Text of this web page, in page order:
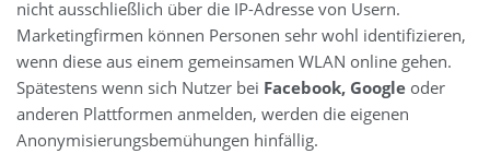
nicht ausschließlich über die IP-Adresse von Usern.
Marketingfirmen können Personen sehr wohl identifizieren,
wenn diese aus einem gemeinsamen WLAN online gehen.
Spätestens wenn sich Nutzer bei Facebook, Google oder
anderen Plattformen anmelden, werden die eigenen
Anonymisierungsbemühungen hinfällig.